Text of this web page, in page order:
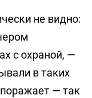
не видно:
с охраной, —
в таких
— так